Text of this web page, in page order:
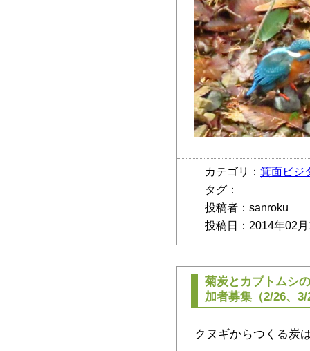
カテゴリ： 箕面ビジ
タグ：
投稿者：sanroku
投稿日：2014年02
菊炭とカブトムシ
加者募集（2/26、3/
クヌギからつくる炭